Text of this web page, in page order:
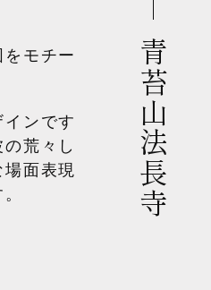
青苔山法長寺
モチー
ンです
荒々し
場面表現